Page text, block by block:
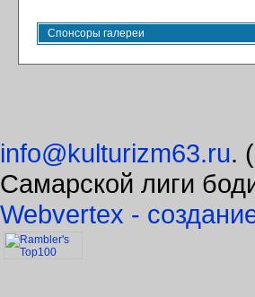
Спонсоры галереи
info@kulturizm63.ru.
Самарской лиги
Webvertex -